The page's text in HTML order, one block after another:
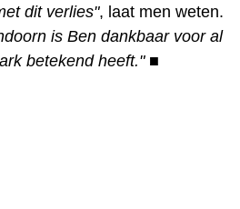
dit verlies", laat men weten.
is Ben dankbaar voor al
betekend heeft." ■